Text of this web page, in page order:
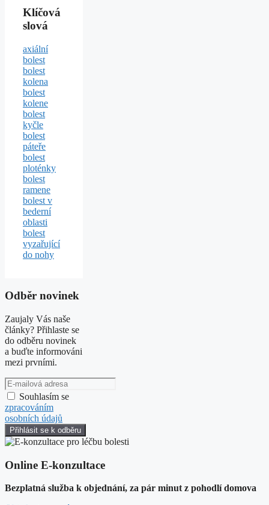
Klíčová
slová
axiální
bolest
bolest
kolena
bolest
kolene
bolest
kyčle
bolest
páteře
bolest
ploténky
bolest
ramene
bolest v
bederní
oblasti
bolest
vyzařující
do nohy
Odběr novinek
Zaujaly Vás naše
články? Přihlaste se
do odběru novinek
a buďte informováni
mezi prvními.
Souhlasím se
zpracováním
osobních údajů
Online E-konzultace
Bezplatná služba k objednání, za pár minut z pohodlí domova